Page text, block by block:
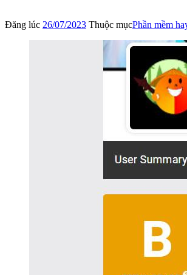
Đăng lúc 26/07/2023 Thuộc mụcPhần mềm